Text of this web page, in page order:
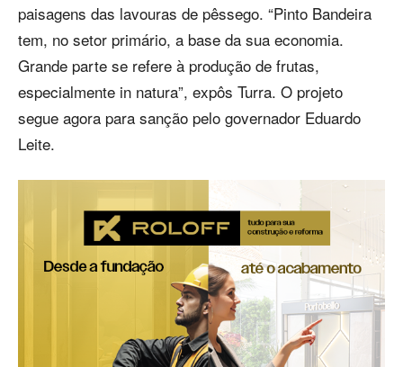
paisagens das lavouras de pêssego. “Pinto Bandeira
tem, no setor primário, a base da sua economia.
Grande parte se refere à produção de frutas,
especialmente in natura”, expôs Turra. O projeto
segue agora para sanção pelo governador Eduardo
Leite.